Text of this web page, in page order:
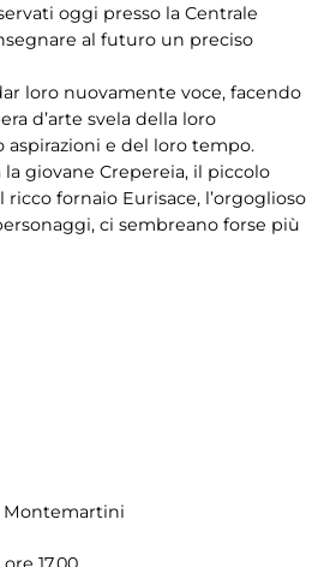
oggi presso la Centrale
al futuro un preciso
loro nuovamente voce, facendo
d’arte svela della loro
aspirazioni e del loro tempo.
giovane Crepereia, il piccolo
fornaio Eurisace, l’orgoglioso
ci sembreano forse più
Montemartini